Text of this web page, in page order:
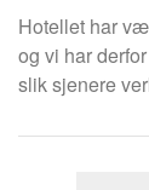
Hotellet har
og vi har
slik sjenere